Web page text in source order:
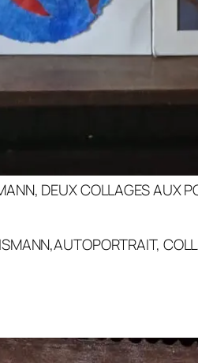
DEUX COLLAGES AUX